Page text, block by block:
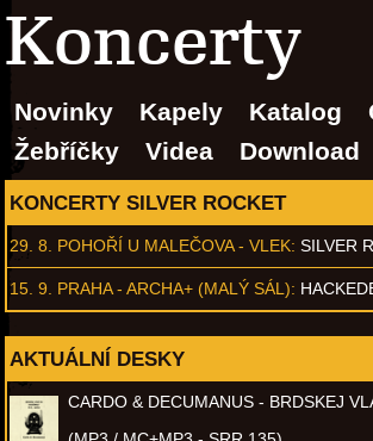
Koncerty
Novinky Kapely Katalog
Žebříčky
Videa Download
KONCERTY SILVER ROCKET
29. 8. POHOŘÍ U MALEČOVA - VLEK: SILVER
15. 9. PRAHA - ARCHA+ (MALÝ SÁL):
AKTUÁLNÍ DESKY
CARDO & DECUMANUS - BRDSKEJ